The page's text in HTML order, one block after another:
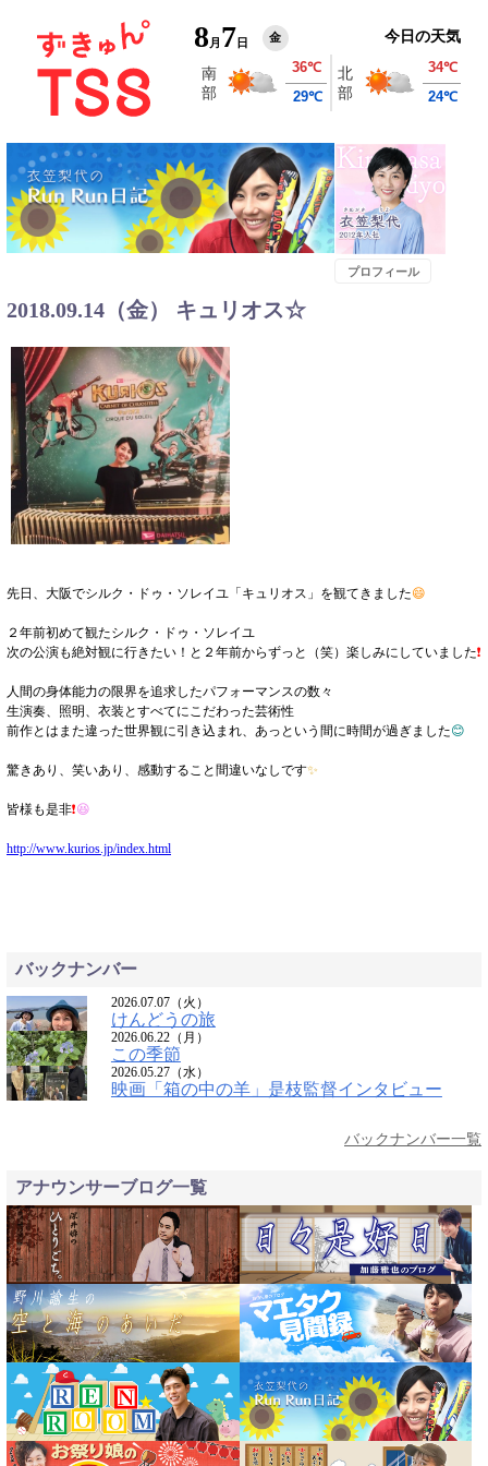
8 月 7 日 金 今日の天気
プロフィール
2018.09.14（金） キュリオス☆
先日、大阪でシルク・ドゥ・ソレイユ「キュリオス」を観てきました😄
２年前初めて観たシルク・ドゥ・ソレイユ
次の公演も絶対観に行きたい！と２年前からずっと（笑）楽しみにしていました❗
人間の身体能力の限界を追求したパフォーマンスの数々
生演奏、照明、衣装とすべてにこだわった芸術性
前作とはまた違った世界観に引き込まれ、あっという間に時間が過ぎました😊
驚きあり、笑いあり、感動すること間違いなしです✨
皆様も是非❗😆
http://www.kurios.jp/index.html
バックナンバー
2026.07.07（火）
けんどうの旅
2026.06.22（月）
この季節
2026.05.27（水）
映画「箱の中の羊」是枝監督インタビュー
バックナンバー一覧
アナウンサーブログ一覧